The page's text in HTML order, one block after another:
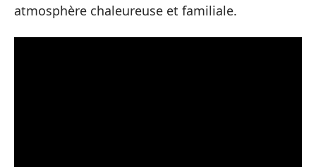
atmosphère chaleureuse et familiale.